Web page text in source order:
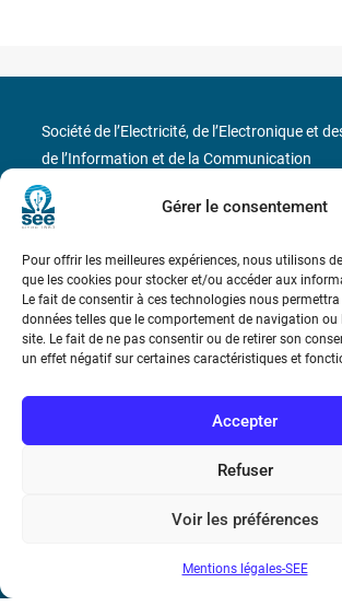
Gérer le consentement
Pour offrir les meilleures expériences, nous utilisons
que les cookies pour stocker et/ou accéder aux
Le fait de consentir à ces technologies nous
données telles que le comportement de navigation ou
site. Le fait de ne pas consentir ou de retirer son
un effet négatif sur certaines caractéristiques et
Accepter
Refuser
Voir les préférences
Mentions légales-SEE
Bicentenaire des découvertes
Marie Ampère
Conditions Générales de Vente
Mentions légales
Société de l’Electricité, de l’Electronique et
de l’Information et de la Communication
17 rue de l’Amiral Hamelin 75116 Paris
Métro : « Boissière » Ligne 6 et « Iéna » Ligne
Téléphone : (+33) 1 56 90 37 17
N° de SIREN : 785 393 232, Code APE :